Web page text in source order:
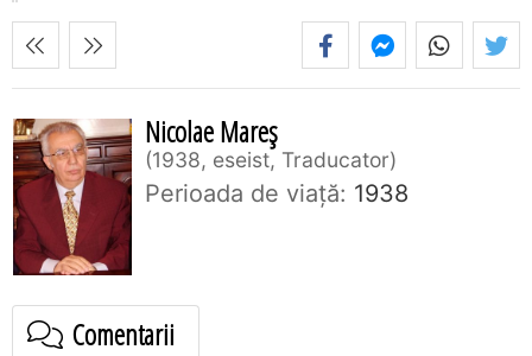
Nicolae Mareș
1938, eseist, Traducator
Perioada de viaţă: 1938
Comentarii